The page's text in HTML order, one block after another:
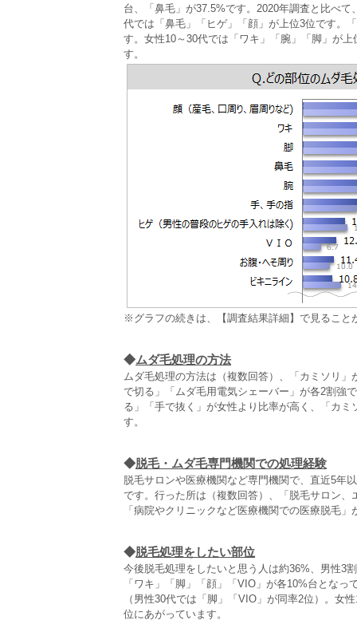
台、「鼻毛」が37.5%です。2020年調査と比べ
代では「鼻毛」「ヒゲ」「顔」が上位3位です。
す。女性10～30代では「ワキ」「腕」「脚」が
す。
※グラフの続きは、【調査結果詳細】で見ること
◆ムダ毛処理の方法
ムダ毛処理の方法は（複数回答）、「カミソリ
で切る」「ムダ毛用電気シェーバー」が各2割強
る」「手で抜く」が女性より比率が高く、「カ
す。
◆脱毛・ムダ毛専門機関での処理経験
脱毛サロンや医療機関など専門機関で、直近5年
です。行った所は（複数回答）、「脱毛サロン
「病院やクリニックなど医療機関での医療脱毛
◆脱毛処理をしたい部位
今後脱毛処理をしたいと思う人は約36%、男性3
「ワキ」「脚」「顔」「VIO」が各10%台とな
（男性30代では「脚」「VIO」が同率2位）。女
位にあがっています。